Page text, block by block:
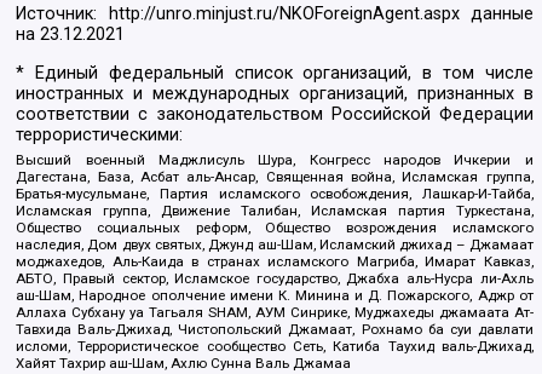
Источник: http://unro.minjust.ru/NKOForeignAgent.aspxданные
на23.12.2021
* Единый федеральный список организаций, в том числе
иностранных и международных организаций, признанных в
соответствии с законодательством Российской Федерации
террористическими:
Высший военный Маджлисуль Шура, Конгресс народов Ичкерии и
Дагестана, База, Асбат аль-Ансар, Священная война, Исламская группа,
Братья-мусульмане, Партия исламского освобождения, Лашкар-И-Тайба,
Исламская группа, Движение Талибан, Исламская партия Туркестана,
Общество социальных реформ, Общество возрождения исламского
наследия, Дом двух святых, Джунд аш-Шам, Исламский джихад – Джамаат
моджахедов, Аль-Каида в странах исламского Магриба, Имарат Кавказ,
АБТО, Правый сектор, Исламское государство, Джабха аль-Нусра ли-Ахль
аш-Шам, Народное ополчение имени К. Минина и Д. Пожарского, Аджр от
Аллаха Субхану уа Тагьаля SHAM, АУМ Синрике, Муджахеды джамаата Ат-
Тавхида Валь-Джихад, Чистопольский Джамаат, Рохнамо ба суи давлати
исломи, Террористическое сообщество Сеть, Катиба Таухид валь-Джихад,
Хайят Тахрир аш-Шам, Ахлю Сунна Валь Джамаа